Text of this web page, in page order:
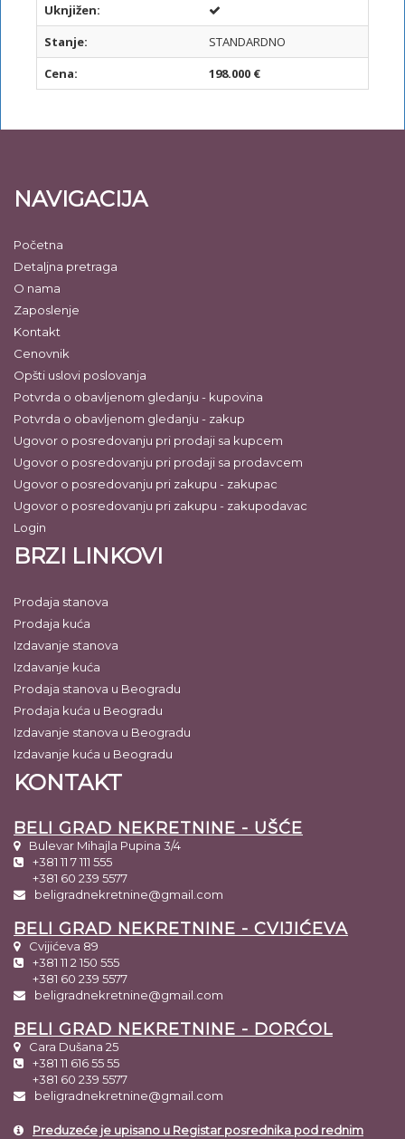
Uknjižen:
Stanje:
STANDARDNO
Cena:
198.000 €
NAVIGACIJA
Početna
Detaljna pretraga
O nama
Zaposlenje
Kontakt
Cenovnik
Opšti uslovi poslovanja
Potvrda o obavljenom gledanju - kupovina
Potvrda o obavljenom gledanju - zakup
Ugovor o posredovanju pri prodaji sa kupcem
Ugovor o posredovanju pri prodaji sa prodavcem
Ugovor o posredovanju pri zakupu - zakupac
Ugovor o posredovanju pri zakupu - zakupodavac
Login
BRZI LINKOVI
Prodaja stanova
Prodaja kuća
Izdavanje stanova
Izdavanje kuća
Prodaja stanova u Beogradu
Prodaja kuća u Beogradu
Izdavanje stanova u Beogradu
Izdavanje kuća u Beogradu
KONTAKT
BELI GRAD NEKRETNINE - UŠĆE
Bulevar Mihajla Pupina 3/4
+381 11 7 111 555
+381 60 239 5577
beligradnekretnine@gmail.com
BELI GRAD NEKRETNINE - CVIJIĆEVA
Cvijićeva 89
+381 11 2 150 555
+381 60 239 5577
beligradnekretnine@gmail.com
BELI GRAD NEKRETNINE - DORĆOL
Cara Dušana 25
+381 11 616 55 55
+381 60 239 5577
beligradnekretnine@gmail.com
Preduzeće je upisano u Registar posrednika pod rednim